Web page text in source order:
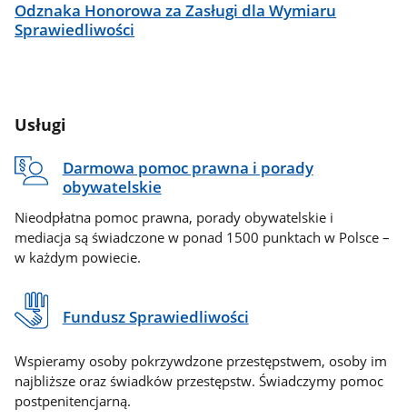
Odznaka Honorowa za Zasługi dla Wymiaru
Sprawiedliwości
Usługi
Darmowa pomoc prawna i porady
obywatelskie
Nieodpłatna pomoc prawna, porady obywatelskie i
mediacja są świadczone w ponad 1500 punktach w Polsce –
w każdym powiecie.
Fundusz Sprawiedliwości
Wspieramy osoby pokrzywdzone przestępstwem, osoby im
najbliższe oraz świadków przestępstw. Świadczymy pomoc
postpenitencjarną.